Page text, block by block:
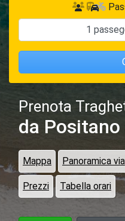
Prenota
da Positano
Mappa Panoramica
Prezzi Tabella orari
1